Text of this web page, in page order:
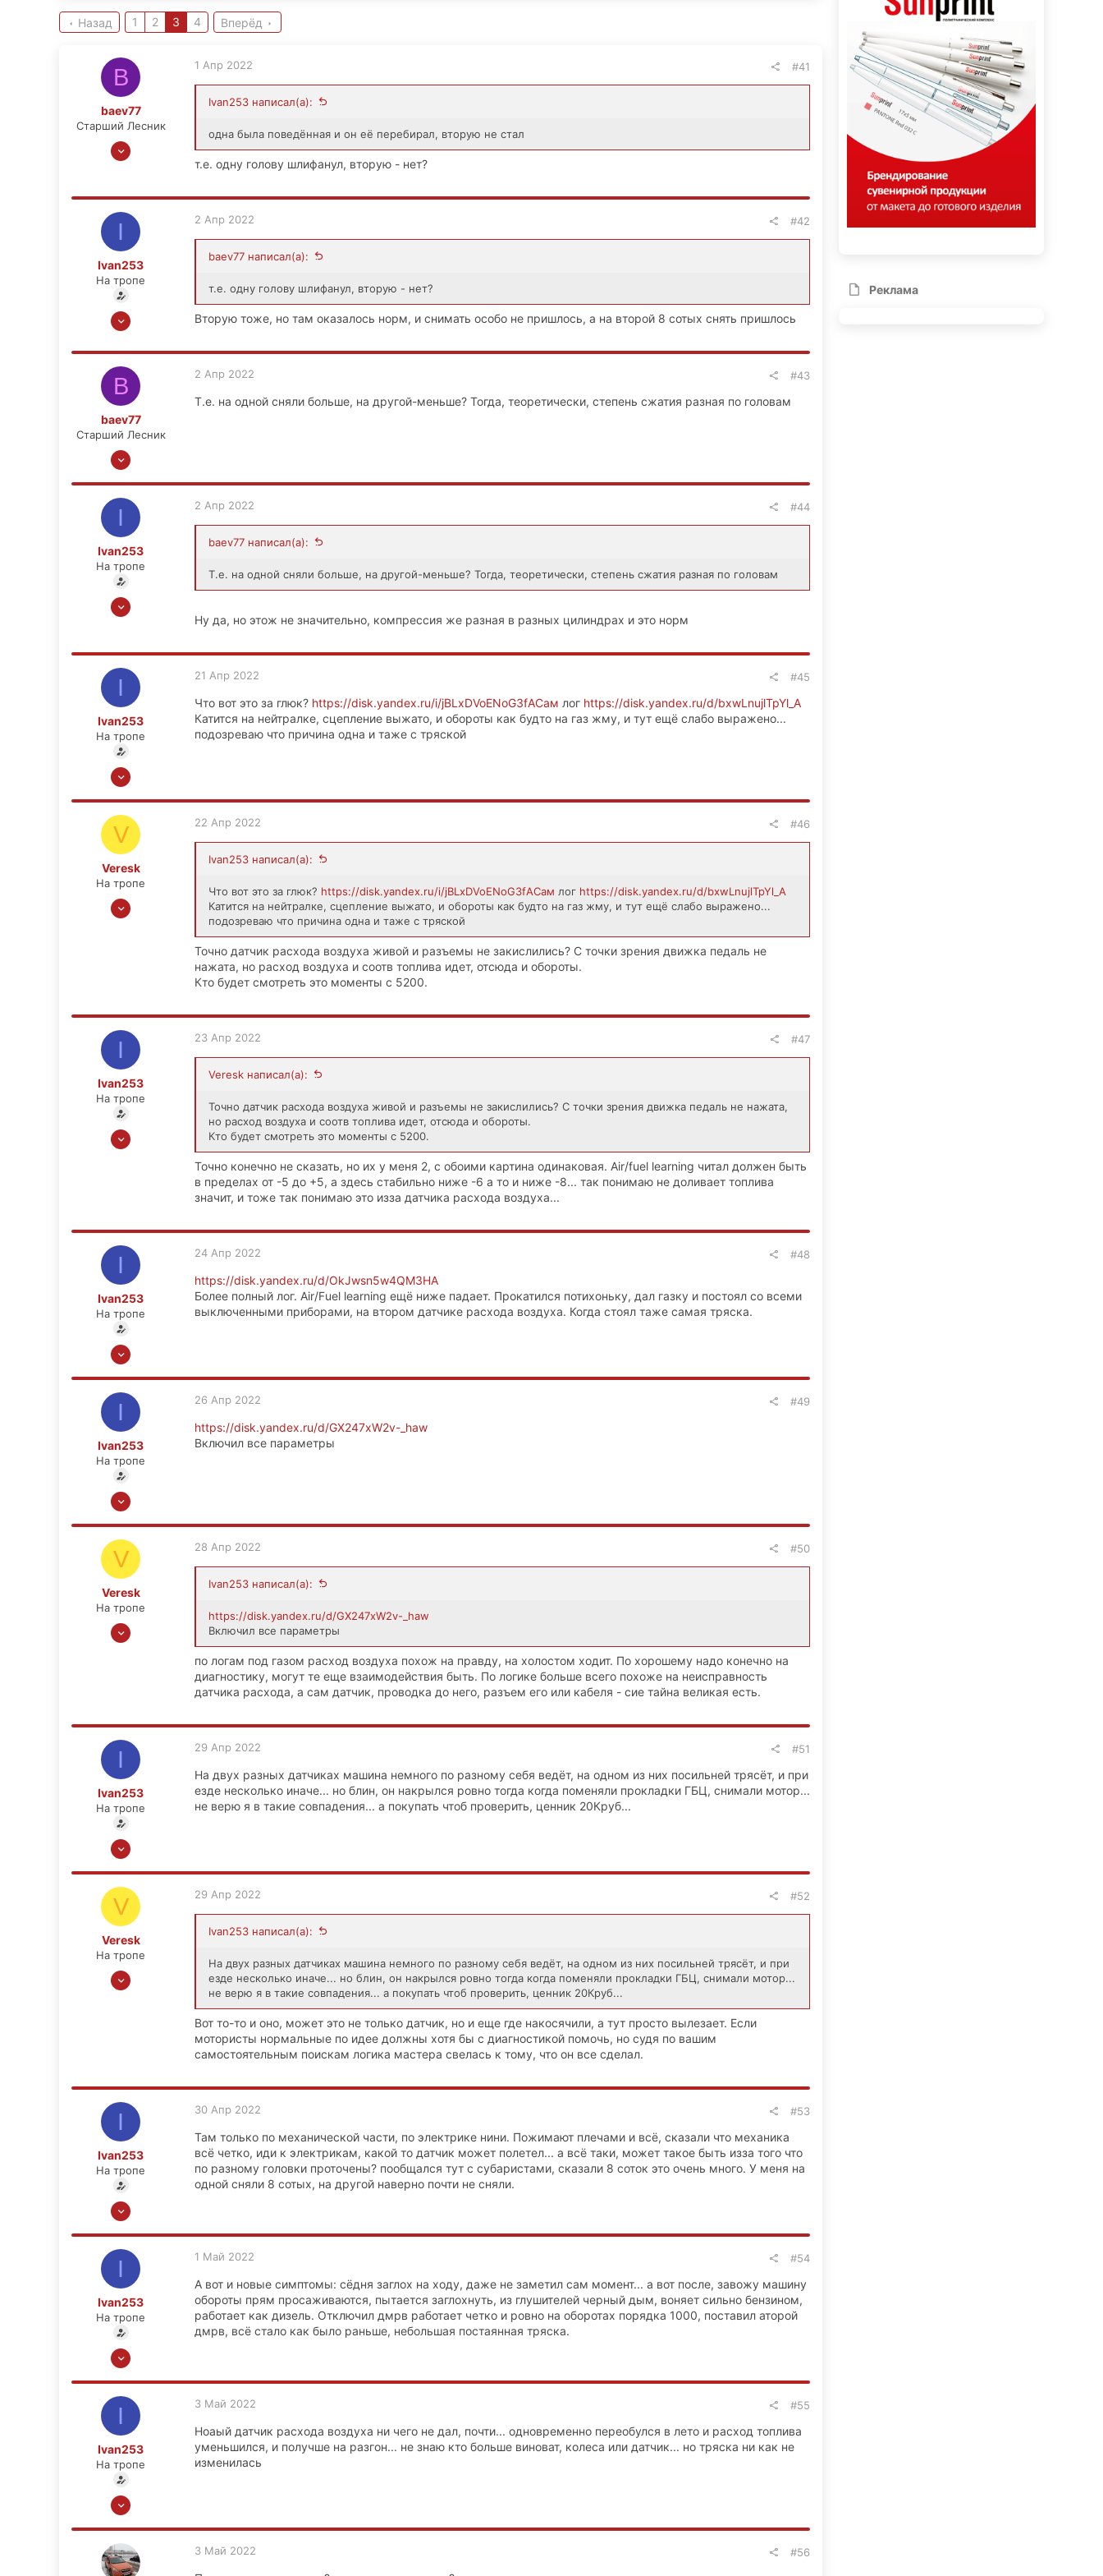
Назад 1 2 3 4 Вперёд
B
baev77
Старший Лесник
22 Окт 2012
Самара
1 Апр 2022 #41
Ivan253 написал(а):
одна была поведённая и он её перебирал, вторую не стал
т.е. одну голову шлифанул, вторую - нет?
I
Ivan253
На тропе
12 Мар 2022
0
2 Апр 2022 #42
baev77 написал(а):
т.е. одну голову шлифанул, вторую - нет?
Вторую тоже, но там оказалось норм, и снимать особо не пришлось, а на второй 8 сотых снять пришлось
B
baev77
Старший Лесник
22 Окт 2012
Самара
2 Апр 2022 #43
Т.е. на одной сняли больше, на другой-меньше? Тогда, теоретически, степень сжатия разная по головам
I
Ivan253
На тропе
12 Мар 2022
2 Апр 2022 #44
baev77 написал(а):
Т.е. на одной сняли больше, на другой-меньше? Тогда, теоретически, степень сжатия разная по головам
Ну да, но этож не значительно, компрессия же разная в разных цилиндрах и это норм
I
Ivan253
На тропе
12 Мар 2022
21 Апр 2022 #45
Что вот это за глюк? https://disk.yandex.ru/i/jBLxDVoENoG3fAСам лог https://disk.yandex.ru/d/bxwLnujlTpYl_A
Катится на нейтралке, сцепление выжато, и обороты как будто на газ жму, и тут ещё слабо выражено...
подозреваю что причина одна и таже с тряской
V
Veresk
На тропе
6 Апр 2021
22 Апр 2022 #46
Ivan253 написал(а):
Что вот это за глюк? https://disk.yandex.ru/i/jBLxDVoENoG3fAСам лог https://disk.yandex.ru/d/bxwLnujlTpYl_A
Катится на нейтралке, сцепление выжато, и обороты как будто на газ жму, и тут ещё слабо выражено...
подозреваю что причина одна и таже с тряской
Точно датчик расхода воздуха живой и разъемы не закислились? С точки зрения движка педаль не
нажата, но расход воздуха и соотв топлива идет, отсюда и обороты.
Кто будет смотреть это моменты с 5200.
I
Ivan253
На тропе
12 Мар 2022
23 Апр 2022 #47
Veresk написал(а):
Точно датчик расхода воздуха живой и разъемы не закислились? С точки зрения движка педаль не нажата,
но расход воздуха и соотв топлива идет, отсюда и обороты.
Кто будет смотреть это моменты с 5200.
Точно конечно не сказать, но их у меня 2, с обоими картина одинаковая. Air/fuel learning читал должен быть
в пределах от -5 до +5, а здесь стабильно ниже -6 а то и ниже -8... так понимаю не доливает топлива
значит, и тоже так понимаю это изза датчика расхода воздуха...
I
Ivan253
На тропе
12 Мар 2022
24 Апр 2022 #48
https://disk.yandex.ru/d/OkJwsn5w4QM3HA
Более полный лог. Air/Fuel learning ещё ниже падает. Прокатился потихоньку, дал газку и постоял со всеми
выключенными приборами, на втором датчике расхода воздуха. Когда стоял таже самая тряска.
I
Ivan253
На тропе
12 Мар 2022
26 Апр 2022 #49
https://disk.yandex.ru/d/GX247xW2v-_haw
Включил все параметры
V
Veresk
На тропе
6 Апр 2021
28 Апр 2022 #50
Ivan253 написал(а):
https://disk.yandex.ru/d/GX247xW2v-_haw
Включил все параметры
по логам под газом расход воздуха похож на правду, на холостом ходит. По хорошему надо конечно на
диагностику, могут те еще взаимодействия быть. По логике больше всего похоже на неисправность
датчика расхода, а сам датчик, проводка до него, разъем его или кабеля - сие тайна великая есть.
I
Ivan253
На тропе
12 Мар 2022
29 Апр 2022 #51
На двух разных датчиках машина немного по разному себя ведёт, на одном из них посильней трясёт, и при
езде несколько иначе... но блин, он накрылся ровно тогда когда поменяли прокладки ГБЦ, снимали мотор...
не верю я в такие совпадения... а покупать чтоб проверить, ценник 20Круб...
V
Veresk
На тропе
6 Апр 2021
29 Апр 2022 #52
Ivan253 написал(а):
На двух разных датчиках машина немного по разному себя ведёт, на одном из них посильней трясёт, и при
езде несколько иначе... но блин, он накрылся ровно тогда когда поменяли прокладки ГБЦ, снимали мотор...
не верю я в такие совпадения... а покупать чтоб проверить, ценник 20Круб...
Вот то-то и оно, может это не только датчик, но и еще где накосячили, а тут просто вылезает. Если
мотористы нормальные по идее должны хотя бы с диагностикой помочь, но судя по вашим
самостоятельным поискам логика мастера свелась к тому, что он все сделал.
I
Ivan253
На тропе
12 Мар 2022
30 Апр 2022 #53
Там только по механической части, по электрике нини. Пожимают плечами и всё, сказали что механика
всё четко, иди к электрикам, какой то датчик может полетел... а всё таки, может такое быть изза того что
по разному головки проточены? пообщался тут с субаристами, сказали 8 соток это очень много. У меня на
одной сняли 8 сотых, на другой наверно почти не сняли.
I
Ivan253
На тропе
12 Мар 2022
1 Май 2022 #54
А вот и новые симптомы: сёдня заглох на ходу, даже не заметил сам момент... а вот после, завожу машину
обороты прям просаживаются, пытается заглохнуть, из глушителей черный дым, воняет сильно бензином,
работает как дизель. Отключил дмрв работает четко и ровно на оборотах порядка 1000, поставил аторой
дмрв, всё стало как было раньше, небольшая постаянная тряска.
I
Ivan253
На тропе
12 Мар 2022
3 Май 2022 #55
Ноаый датчик расхода воздуха ни чего не дал, почти... одновременно переобулся в лето и расход топлива
уменьшился, и получше на разгон... не знаю кто больше виноват, колеса или датчик... но тряска ни как не
изменилась
3 Май 2022 #56
Реклама